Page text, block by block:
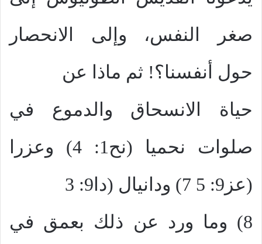
صغر النفس، وإلى الانحصار
حول أنفسنا؟! ثم ماذا عن
حياة الانسحاق والدموع في
صلوات نحميا (نح1: 4) وعزرا
(عز9: 5 7) ودانيال (دا9: 3
8) وما ورد عن ذلك بعمق في